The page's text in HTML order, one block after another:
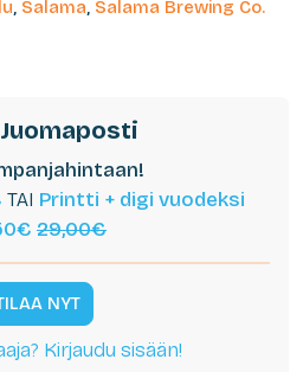
, Salama, Salama Brewing Co.
TAI Printti + digi vuodeksi
29,00€
NYT
Kirjaudu sisään!